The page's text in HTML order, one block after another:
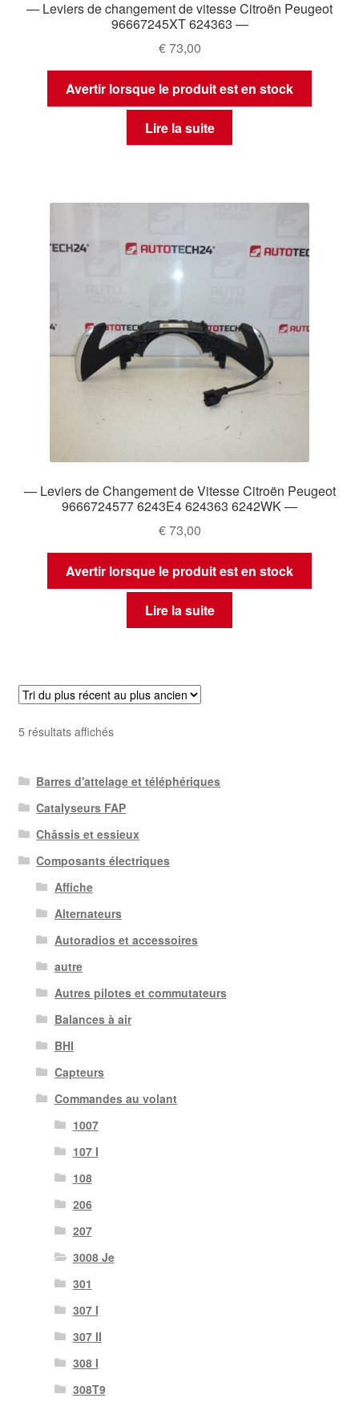
— Leviers de changement de vitesse Citroën Peugeot
96667245XT 624363 —
€73,00
Avertir lorsque le produit est en stock
Lire la suite
— Leviers de Changement de Vitesse Citroën Peugeot
9666724577 6243E4 624363 6242WK —
€73,00
Avertir lorsque le produit est en stock
Lire la suite
5 résultats affichésTrié
récent
au
plus
ancien
Barres d'attelage et téléphériques
Catalyseurs FAP
Châssis et essieux
Composants électriques
Affiche
Alternateurs
Autoradios et accessoires
autre
Autres pilotes et commutateurs
Balances à air
BHI
Capteurs
Commandes au volant
1007
107 I
108
206
207
3008 Je
301
307 I
307 II
308 I
308T9